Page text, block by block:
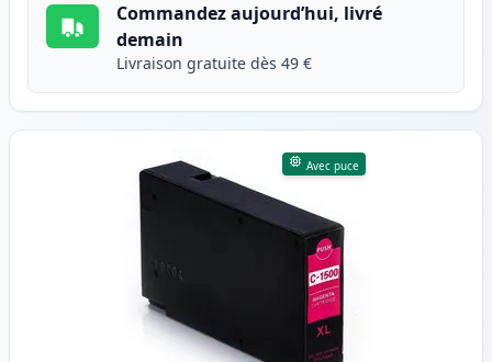
Commandez aujourd’hui, livré
demain
Livraison gratuite dès 49 €
Avec puce